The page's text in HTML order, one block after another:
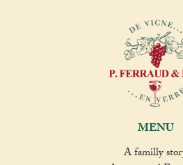
MENU
A familly